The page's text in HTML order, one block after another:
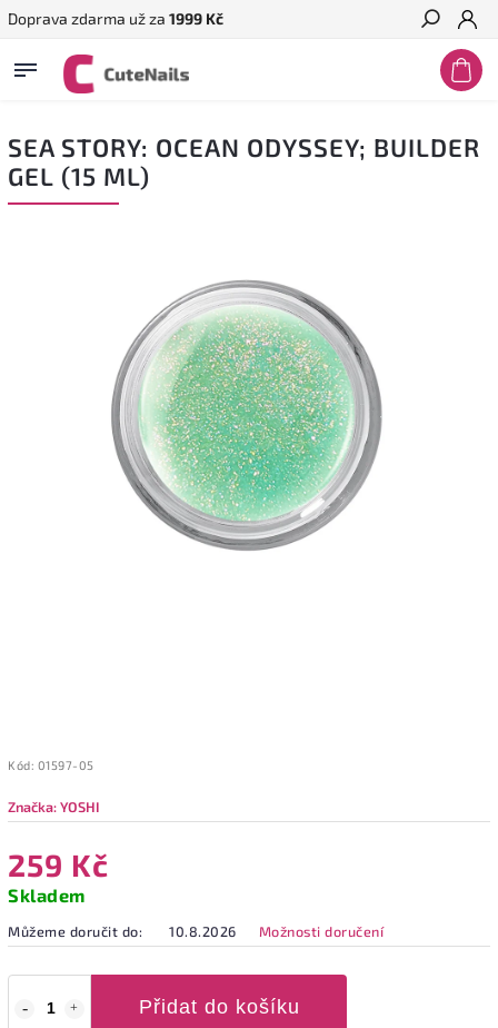
Doprava zdarma už za 1999 Kč
Hledat
SEA STORY: OCEAN ODYSSEY; BUILDER
GEL (15 ML)
Kód: 01597-05
Značka:YOSHI
259 Kč
Skladem
Můžeme doručit do: 10.8.2026 Možnosti doručení
Přidat do košíku